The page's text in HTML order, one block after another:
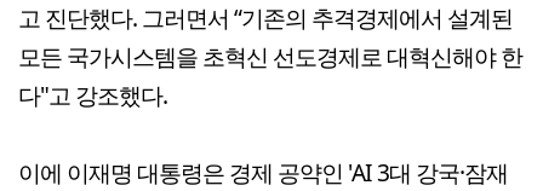
고 진단했다. 그러면서 “기존의 추격경제에서 설계된
모든 국가시스템을 초혁신 선도경제로 대혁신해야 한
다"고 강조했다.
이에 이재명 대통령은 경제 공약인 'AI 3대 강국·잠재